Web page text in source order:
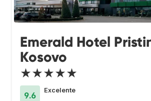
Emerald Hotel
Kosovo
★★★★★
9.6
Excelente